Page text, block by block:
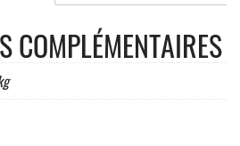
découpe
à COMPLÉMENTAIRES